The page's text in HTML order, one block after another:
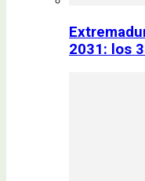
2031: los